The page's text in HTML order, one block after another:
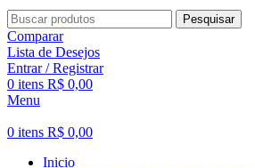
Pesquisar
Comparar
Lista de Desejos
Entrar / Registrar
0 itens R$ 0,00
Menu
0 itens R$ 0,00
Inicio